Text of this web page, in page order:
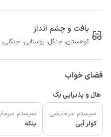
بافت و چشم انداز
کوهستان، جنگل، روستایی،
فضای خواب
هال و پذیرایی یک
سیستم سرمایشی
کولر آبی
سیستم
پنکه